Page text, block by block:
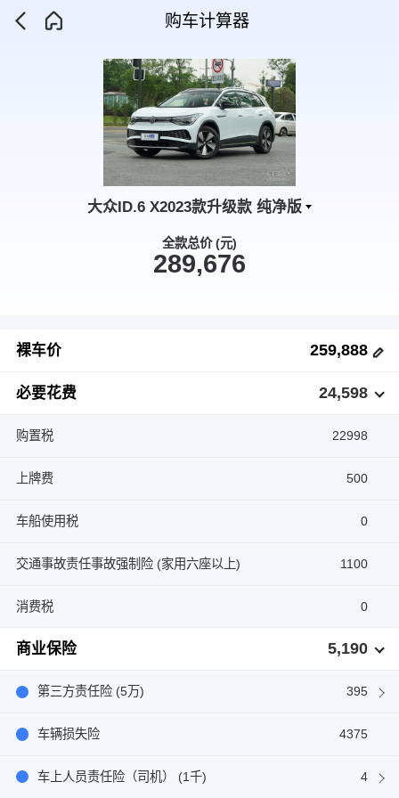
购车计算器
大众ID.6 X2023款升级款 纯净版
全款总价 (元)
289,676
裸车价 259,888
必要花费 24,598
购置税 22998
上牌费 500
车船使用税 0
交通事故责任事故强制险 (家用六座以上) 1100
消费税 0
商业保险 5,190
第三方责任险 (5万) 395
车辆损失险 4375
车上人员责任险（司机） (1千) 4